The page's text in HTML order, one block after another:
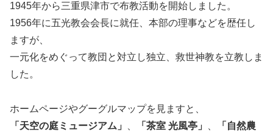
1945年から三重県津市で布教活動を開始しました。
1956年に五光教会会長に就任、本部の理事などを歴任し
ますが、
一元化をめぐって教団と対立し独立、救世神教を立教しま
した。
ホームページやグーグルマップを見ますと、
「天空の庭ミュージアム」
「茶室 光風亭」
「自然農